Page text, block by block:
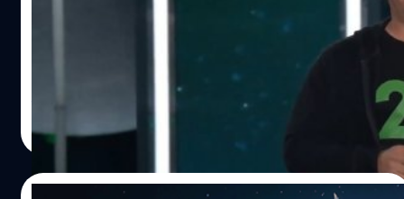
ดูเหมือนว่าปี ค.ศ. 2022 บรรดาเครื่องคอนโซล (Console) ทั้ง
Microsoft กับ Sony น่าจะยังต้องขาดตลาดยาวไปยันปีหน้า
เลย ฟิล สเปนเซอร์ (Phil Spencer) ตำแหน่งรองประธาน
Gaming ของ Microsoft ได้มีการพูดถึงสถานการณ์ของเครื่อง
เกมคอนโซล ที่กำลังเจอปัญหาใหญ่ เครื่องเกมขาดตลาด
ผลิตมาไม่พอต่อความต้องการของตลาด ปัญหาหลักมาจาก
การขาดแคลนชิปในการผลิต "ผมคิดว่าต้องมีการพูดคุยเรื่อง
กันบ้าง ปัญหาหลักมาจากการขาดแคลนชิป" สเปนเซอร์ บอก
"ผมคิดว่ามันเป็นส่วนนึงที่สำคัญในการสร้างเครื่องเกม
จีรนาถ เรืองทรัพย์
Read More